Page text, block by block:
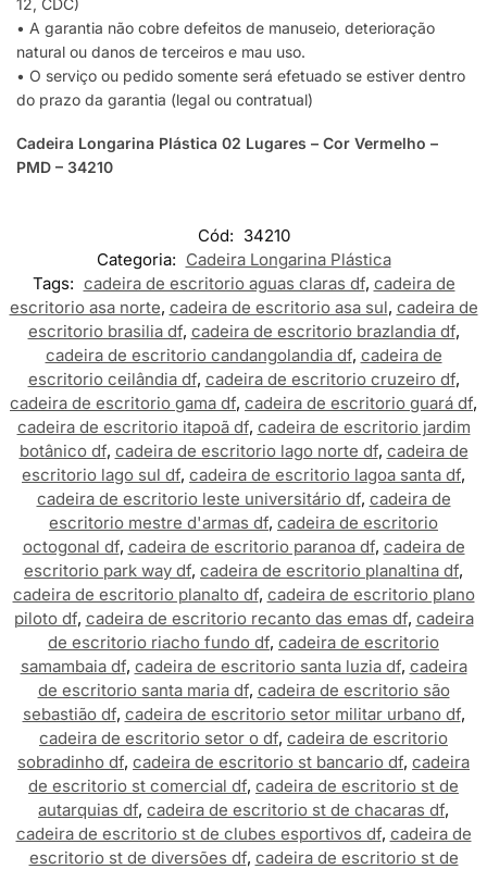
• A garantia não cobre defeitos de manuseio, deterioração
natural ou danos de terceiros e mau uso.
• O serviço ou pedido somente será efetuado se estiver dentro
do prazo da garantia (legal ou contratual)
Cadeira Longarina Plástica 02 Lugares – Cor Vermelho –
PMD – 34210
Cód: 34210
Categoria: Cadeira Longarina Plástica
Tags: cadeira de escritorio aguas claras df, cadeira de
escritorio asa norte, cadeira de escritorio asa sul, cadeira de
escritorio brasilia df, cadeira de escritorio brazlandia df,
cadeira de escritorio candangolandia df, cadeira de
escritorio ceilândia df, cadeira de escritorio cruzeiro df,
cadeira de escritorio gama df, cadeira de escritorio guará df,
cadeira de escritorio itapoã df, cadeira de escritorio jardim
botânico df, cadeira de escritorio lago norte df, cadeira de
escritorio lago sul df, cadeira de escritorio lagoa santa df,
cadeira de escritorio leste universitário df, cadeira de
escritorio mestre d'armas df, cadeira de escritorio
octogonal df, cadeira de escritorio paranoa df, cadeira de
escritorio park way df, cadeira de escritorio planaltina df,
cadeira de escritorio planalto df, cadeira de escritorio plano
piloto df, cadeira de escritorio recanto das emas df, cadeira
de escritorio riacho fundo df, cadeira de escritorio
samambaia df, cadeira de escritorio santa luzia df, cadeira
de escritorio santa maria df, cadeira de escritorio são
sebastião df, cadeira de escritorio setor militar urbano df,
cadeira de escritorio setor o df, cadeira de escritorio
sobradinho df, cadeira de escritorio st bancario df, cadeira
de escritorio st comercial df, cadeira de escritorio st de
autarquias df, cadeira de escritorio st de chacaras df,
cadeira de escritorio st de clubes esportivos df, cadeira de
escritorio st de diversões df, cadeira de escritorio st de